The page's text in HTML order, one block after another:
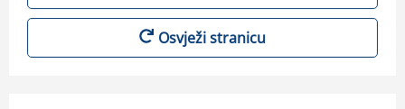
Osvježi stranicu